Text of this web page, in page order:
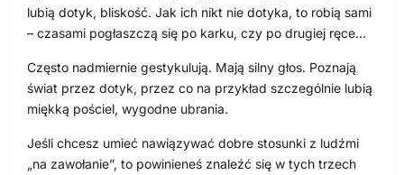
lubią dotyk, bliskość. Jak ich nikt nie dotyka, to robią sami
– czasami pogłaszczą się po karku, czy po drugiej ręce…
Często nadmiernie gestykulują. Mają silny głos. Poznają
świat przez dotyk, przez co na przykład szczególnie lubią
miękką pościel, wygodne ubrania.
Jeśli chcesz umieć nawiązywać dobre stosunki z ludźmi
„na zawołanie”, to powinieneś znaleźć się w tych trzech